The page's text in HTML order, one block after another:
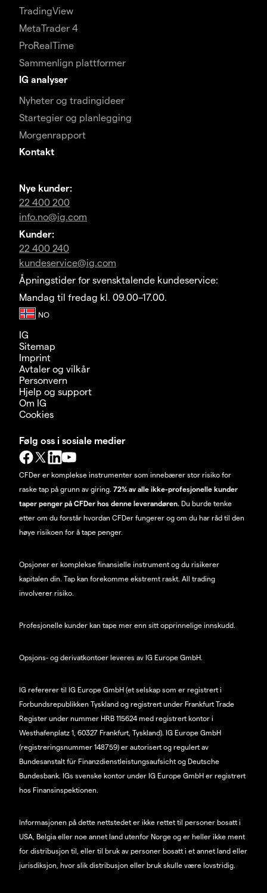
TradingView
MetaTrader 4
ProRealTime
Sammenlign plattformer
IG analyser
Nyheter og tradingideer
Startegier og planlegging
Morgenrapport
Kontakt
Nye kunder:
22 400 200
info.no@ig.com
Kunder:
22 400 240
kundeservice@ig.com
Åpningstider for svensktalende kundeservice:
Mandag til fredag kl. 09.00–17.00.
IG
Sitemap
Imprint
Avtaler og vilkår
Personvern
Hjelp og support
Om IG
Cookies
Følg oss i sosiale medier
CFDer er komplekse instrumenter som innebærer stor risiko for
raske tap på grunn av giring. 72% av alle ikke-profesjonelle kunder
taper penger på CFDer hos denne leverandøren. Du burde tenke
etter om du forstår hvordan CFDer fungerer og om du har råd til den
høye risikoen for å tape penger.
Opsjoner er komplekse finansielle instrument og du risikerer
kapitalen din. Tap kan forekomme ekstremt raskt. All trading
involverer risiko.
Profesjonelle kunder kan tape mer enn sitt opprinnelige innskudd.
Opsjons- og derivatkontoer leveres av IG Europe GmbH.
IG refererer til IG Europe GmbH (et selskap som er registrert i
Forbundsrepublikken Tyskland og registrert under Frankfurt Trade
Register under nummer HRB 115624 med registrert kontor i
Westhafenplatz 1, 60327 Frankfurt, Tyskland). IG Europe GmbH
(registreringsnummer 148759) er autorisert og regulert av
Bundesanstalt für Finanzdienstleistungsaufsicht og Deutsche
Bundesbank. IGs svenske kontor under IG Europe GmbH er registrert
hos Finansinspektionen.
Informasjonen på dette nettstedet er ikke rettet til personer bosatt i
USA, Belgia eller noe annet land utenfor Norge og er heller ikke ment
for distribusjon til, eller til bruk av personer bosatt i et annet land eller
jurisdiksjon, hvor slik distribusjon eller bruk skulle være lovstridig.